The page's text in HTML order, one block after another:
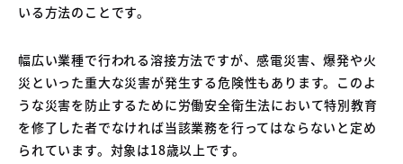
いる方法のことです。
幅広い業種で行われる溶接方法ですが、感電災害、爆発や火
災といった重大な災害が発生する危険性もあります。このよ
うな災害を防止するために労働安全衛生法において特別教育
を修了した者でなければ当該業務を行ってはならないと定め
られています。対象は18歳以上です。